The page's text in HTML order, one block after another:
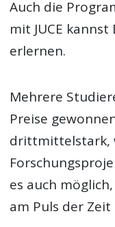
Auch die
mit JUCE
erlernen.
Mehrere
Preise
drittmittelstark,
es auch
am Puls der